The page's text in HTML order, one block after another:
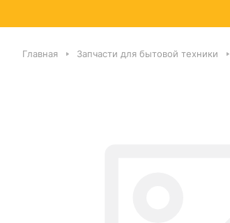
Главная Запчасти для бытовой техники